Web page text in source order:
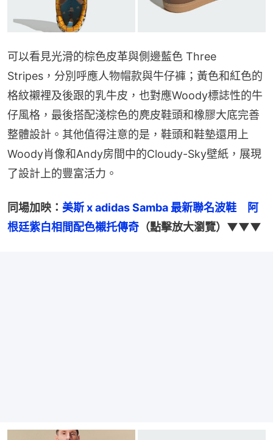
可以看見光滑的棕色皮革與側邊藍色 Three
Stripes，分別呼應人物帽款與牛仔褲；黃色和紅色的
格紋襯裡及後跟的乳牛皮，也對應Woody標誌性的牛
仔風格，最後搭配淺棕色的麂皮鞋頭和橡膠大底完善
整體設計。其他值得注意的是，鞋頭和鞋墊還用上
Woody肖像和Andy房間中的Cloudy-Sky壁紙，展現
了設計上的豐富活力。
同場加映： 美斯 x adidas Samba 最新聯名波鞋　阿
根廷紫白相間配色襯托傳奇 （點擊放大瀏覽）▼▼▼